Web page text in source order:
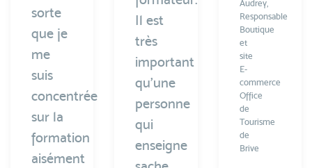
Audrey,
Responsable
Boutique
et
site
E-
commerce
Office
de
Tourisme
de
Brive
Il est
très
important
qu’une
personne
qui
enseigne
sorte
que je
me
suis
concentrée
sur la
formation
aisément